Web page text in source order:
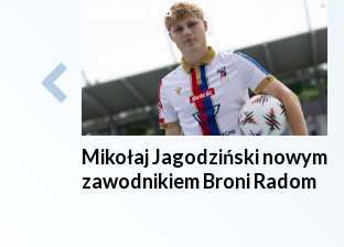
2026-08-05
Mikołaj Jagodziński nowym
zawodnikiem Broni Radom